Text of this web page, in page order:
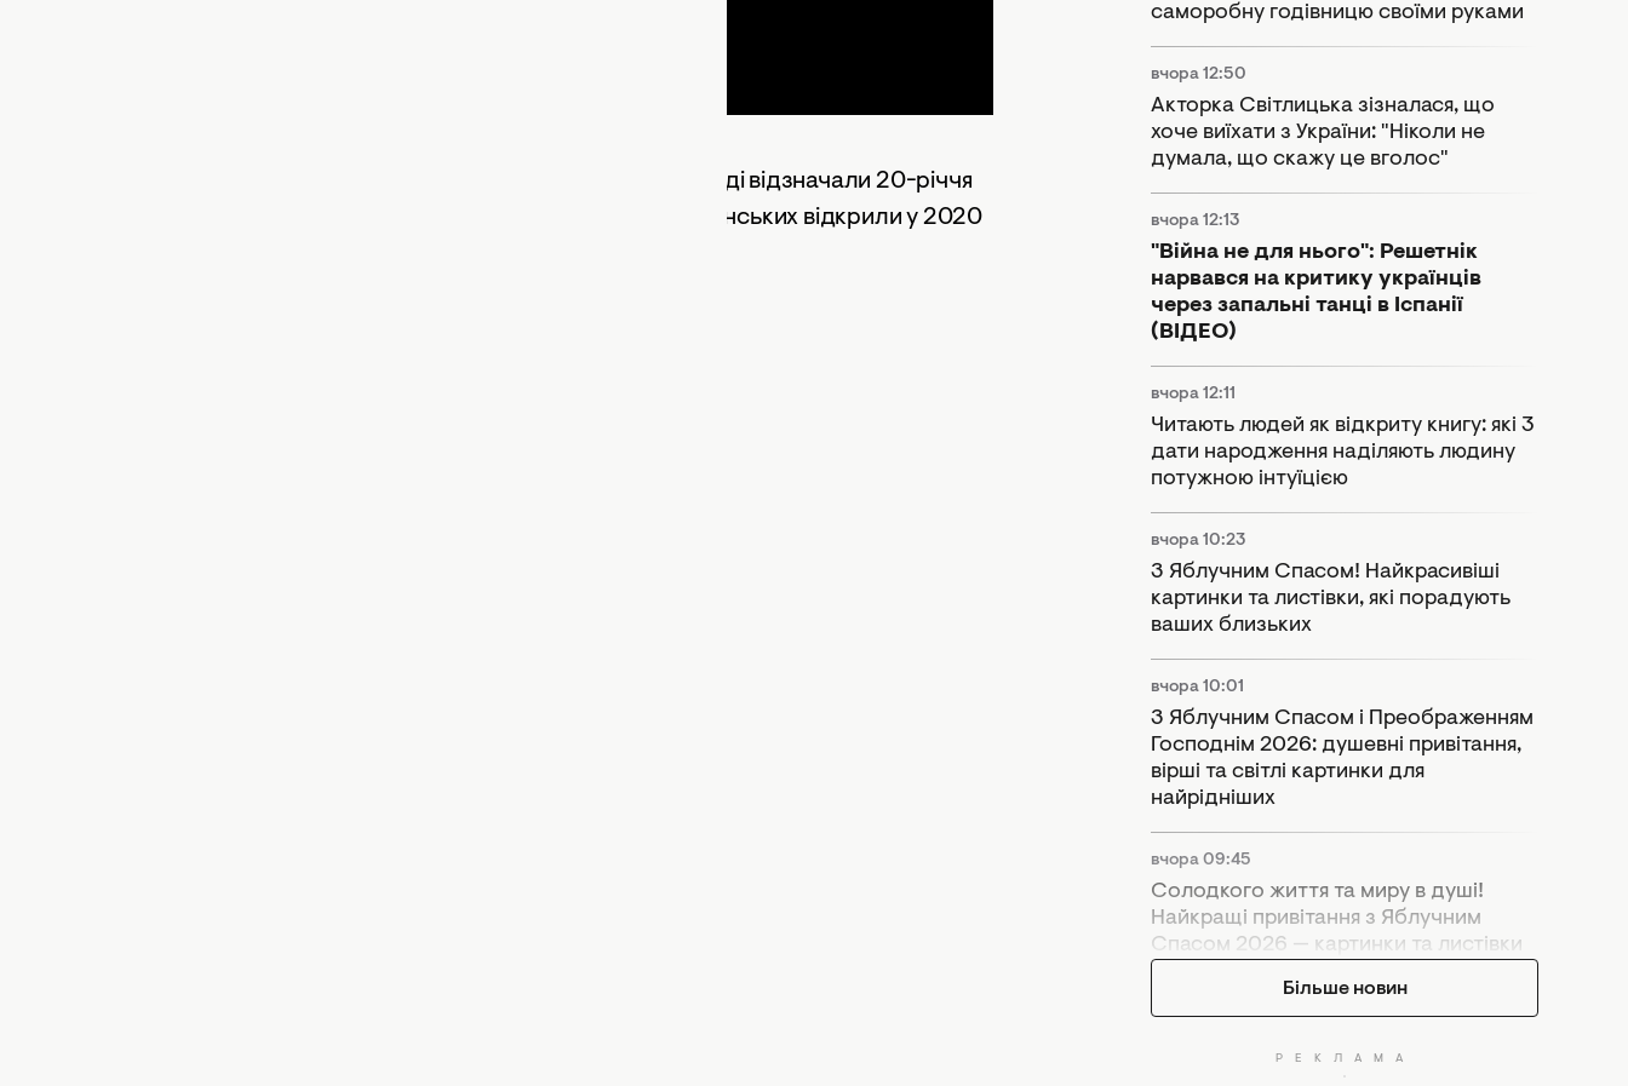
Зірку Олексій Потапенко отримав ще у 2013 році — тоді відзначали 20-річчя
його творчої діяльності. А іменну відзнаку Насті Каменських відкрили у 2020
саморобну годівницю своїми руками
вчора 12:50
Акторка Світлицька зізналася, що
хоче виїхати з України: "Ніколи не
думала, що скажу це вголос"
вчора 12:13
"Війна не для нього": Решетнік
нарвався на критику українців
через запальні танці в Іспанії
(ВІДЕО)
вчора 12:11
Читають людей як відкриту книгу: які 3
дати народження наділяють людину
потужною інтуїцією
вчора 10:23
З Яблучним Спасом! Найкрасивіші
картинки та листівки, які порадують
ваших близьких
вчора 10:01
З Яблучним Спасом і Преображенням
Господнім 2026: душевні привітання,
вірші та світлі картинки для
найрідніших
вчора 09:45
Солодкого життя та миру в душі!
Найкращі привітання з Яблучним
Спасом 2026 — картинки та листівки
Більше новин